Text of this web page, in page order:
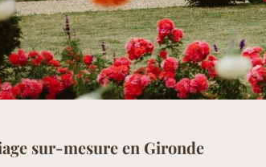
sur-mesure en Gironde